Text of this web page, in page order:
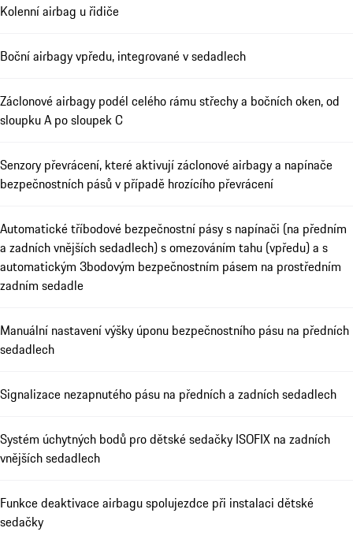
Kolenní airbag u řidiče
Boční airbagy vpředu, integrované v sedadlech
Záclonové airbagy podél celého rámu střechy a bočních oken, od
sloupku A po sloupek C
Senzory převrácení, které aktivují záclonové airbagy a napínače
bezpečnostních pásů v případě hrozícího převrácení
Automatické tříbodové bezpečnostní pásy s napínači (na předním
a zadních vnějších sedadlech) s omezováním tahu (vpředu) a s
automatickým 3bodovým bezpečnostním pásem na prostředním
zadním sedadle
Manuální nastavení výšky úponu bezpečnostního pásu na předních
sedadlech
Signalizace nezapnutého pásu na předních a zadních sedadlech
Systém úchytných bodů pro dětské sedačky ISOFIX na zadních
vnějších sedadlech
Funkce deaktivace airbagu spolujezdce při instalaci dětské
sedačky